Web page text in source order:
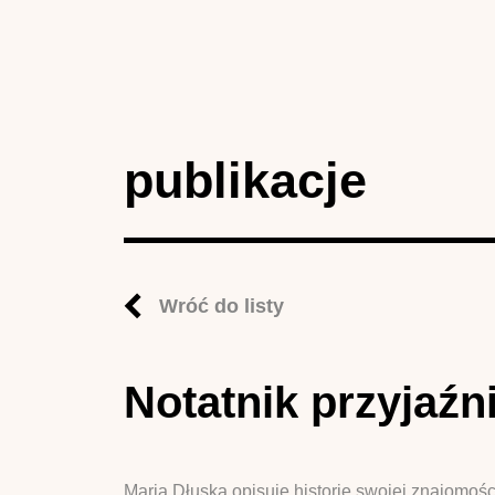
publikacje
Wróć do listy
Notatnik przyjaźni
Maria Dłuska opisuje historię swojej